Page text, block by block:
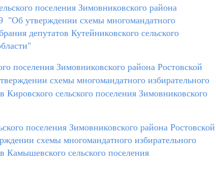
поселения Зимовниковского района
"Об утверждении схемы многомандатного
депутатов Кутейниковского сельского
поселения Зимовниковского района Ростовской
схемы многомандатного избирательного
сельского поселения Зимовниковского
поселения Зимовниковского района Ростовской
схемы многомандатного избирательного
Камышевского сельского поселения